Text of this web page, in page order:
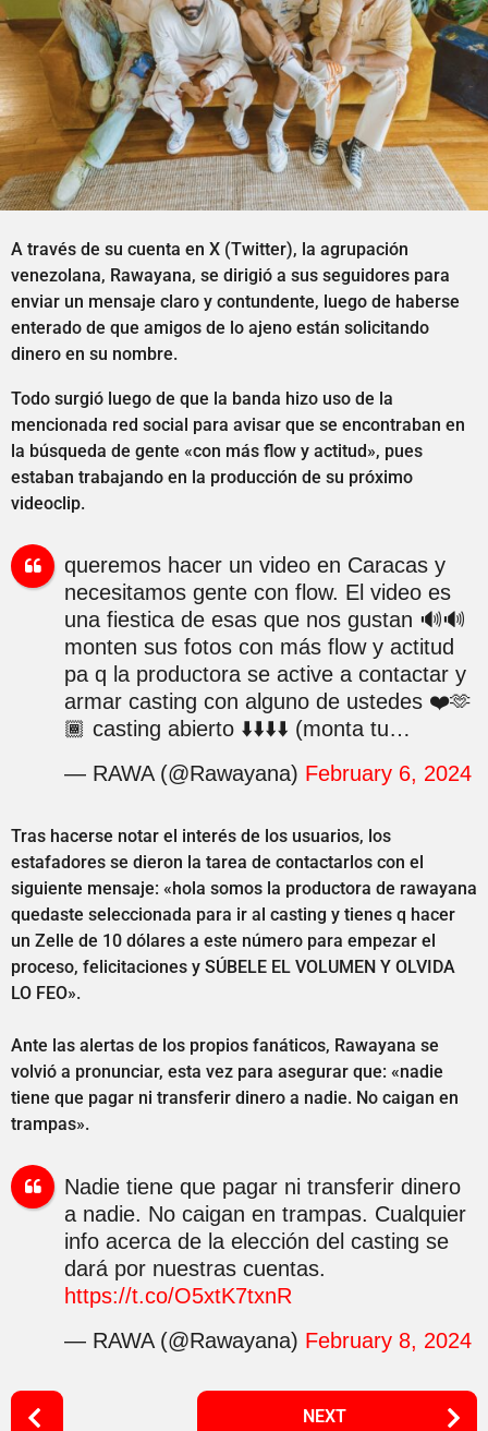
A través de su cuenta en X (Twitter), la agrupación
venezolana, Rawayana, se dirigió a sus seguidores para
enviar un mensaje claro y contundente, luego de haberse
enterado de que amigos de lo ajeno están solicitando
dinero en su nombre.
Todo surgió luego de que la banda hizo uso de la
mencionada red social para avisar que se encontraban en
la búsqueda de gente «con más flow y actitud», pues
estaban trabajando en la producción de su próximo
videoclip.
queremos hacer un video en Caracas y
necesitamos gente con flow. El video es
una fiestica de esas que nos gustan 🔊🔊
monten sus fotos con más flow y actitud
pa q la productora se active a contactar y
armar casting con alguno de ustedes ❤️🫶
🏾 casting abierto ⬇️⬇️⬇️⬇️ (monta tu…
— RAWA (@Rawayana) February 6, 2024
Tras hacerse notar el interés de los usuarios, los
estafadores se dieron la tarea de contactarlos con el
siguiente mensaje: «hola somos la productora de rawayana
quedaste seleccionada para ir al casting y tienes q hacer
un Zelle de 10 dólares a este número para empezar el
proceso, felicitaciones y SÚBELE EL VOLUMEN Y OLVIDA
LO FEO».
Ante las alertas de los propios fanáticos, Rawayana se
volvió a pronunciar, esta vez para asegurar que: «nadie
tiene que pagar ni transferir dinero a nadie. No caigan en
trampas».
Nadie tiene que pagar ni transferir dinero
a nadie. No caigan en trampas. Cualquier
info acerca de la elección del casting se
dará por nuestras cuentas.
https://t.co/O5xtK7txnR
— RAWA (@Rawayana) February 8, 2024
P
NEXT